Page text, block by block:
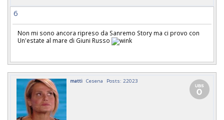
6
Non mi sono ancora ripreso da Sanremo Story ma ci provo con
Un'estate al mare di Giuni Russo
matti Cesena Posts: 22023